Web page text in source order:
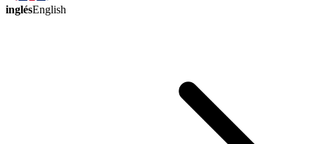
inglésEnglish